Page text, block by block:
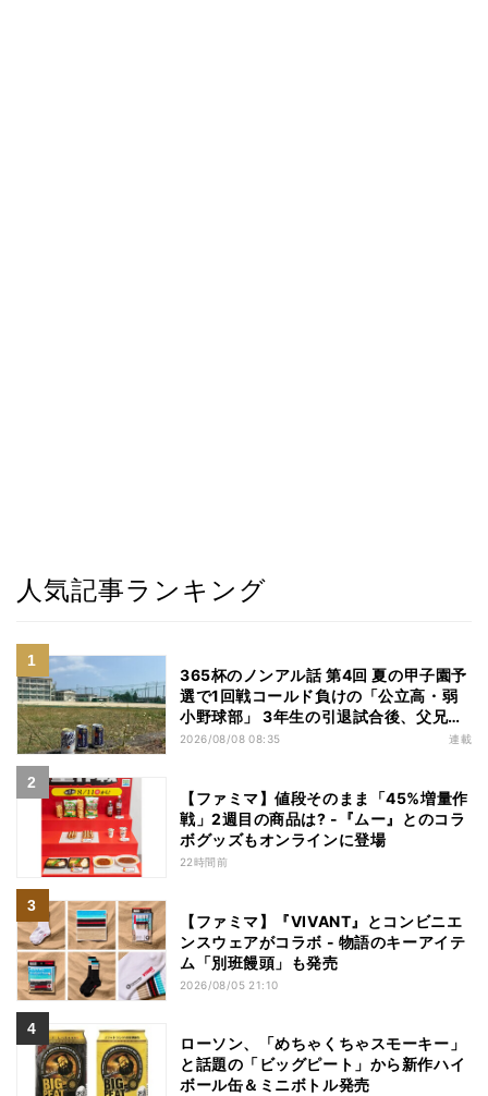
人気記事ランキング
365杯のノンアル話 第4回 夏の甲子園予
選で1回戦コールド負けの「公立高・弱
小野球部」 3年生の引退試合後、父兄
が“現場”で取り出したのは……
2026/08/08 08:35 連載
【ファミマ】値段そのまま「45%増量作
戦」2週目の商品は? -『ムー』とのコラ
ボグッズもオンラインに登場
22時間前
【ファミマ】『VIVANT』とコンビニエ
ンスウェアがコラボ - 物語のキーアイテ
ム「別班饅頭」も発売
2026/08/05 21:10
ローソン、「めちゃくちゃスモーキー」
と話題の「ビッグピート」から新作ハイ
ボール缶＆ミニボトル発売